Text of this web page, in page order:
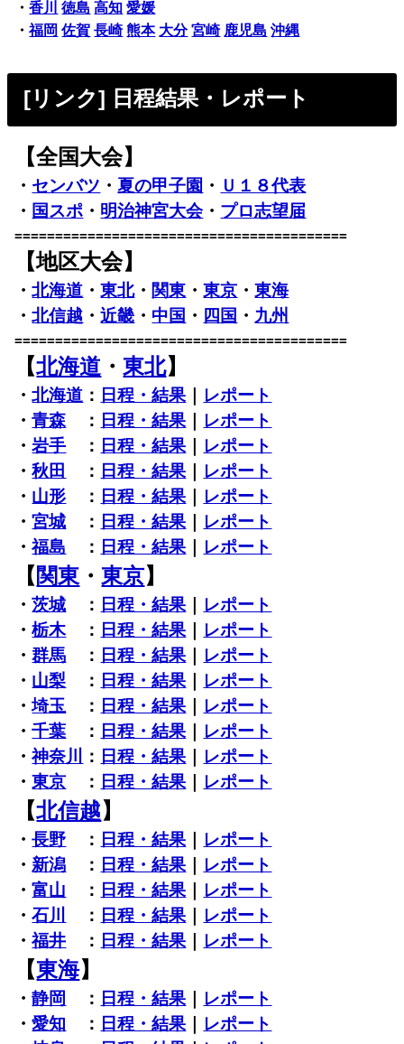
・香川 徳島 高知 愛媛
・福岡 佐賀 長崎 熊本 大分 宮崎 鹿児島 沖縄
[リンク] 日程結果・レポート
【全国大会】
・ センバツ ・ 夏の甲子園 ・ Ｕ１８代表
・ 国スポ ・ 明治神宮大会・ プロ志望届
=========================================
【地区大会】
・北海道 ・東北・ 関東・東京 ・東海
・北信越 ・近畿 ・ 中国 ・ 四国 ・ 九州
=========================================
【北海道 ・ 東北】
・北海道 ： 日程・結果｜ レポート
・青森： 日程・結果｜ レポート
・岩手 ： 日程・結果｜ レポート
・秋田 ： 日程・結果｜ レポート
・ 山形 ： 日程・結果｜ レポート
・宮城 ： 日程・結果｜ レポート
・福島 ： 日程・結果｜ レポート
【 関東 ・ 東京】
・茨城 ： 日程・結果｜ レポート
・栃木： 日程・結果｜ レポート
・群馬 ： 日程・結果｜ レポート
・ 山梨 ： 日程・結果｜ レポート
・埼玉 ： 日程・結果｜ レポート
・千葉 ： 日程・結果｜ レポート
・神奈川 ： 日程・結果｜ レポート
・東京 ： 日程・結果｜ レポート
【北信越】
・長野 ： 日程・結果｜ レポート
・新潟 ： 日程・結果｜ レポート
・富山 ： 日程・結果｜ レポート
・石川 ： 日程・結果｜ レポート
・福井 ： 日程・結果｜ レポート
【東海】
・静岡 ： 日程・結果｜ レポート
・愛知 ： 日程・結果｜ レポート